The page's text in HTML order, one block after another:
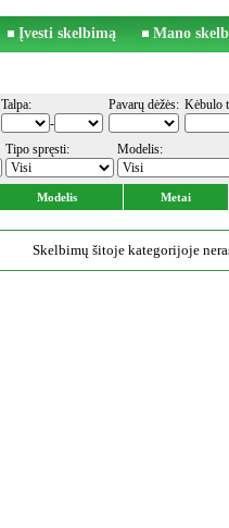
Įvesti skelbimą Mano
Talpa:
-
Pavarų dėžės: Kėbulo
Tipo spręsti: Modelis:
Modelis Metai
Skelbimų šitoje kategorijoje